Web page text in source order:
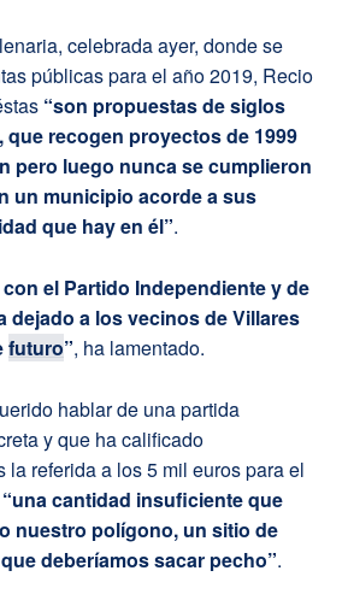
celebrada ayer, donde se
públicas para el año 2019, Recio
“son propuestas de siglos
que recogen proyectos de 1999
pero luego nunca se cumplieron
un municipio acorde a sus
que hay en él”.
con el Partido Independiente y de
dejado a los vecinos de Villares
futuro”, ha lamentado.
hablar de una partida
y que ha calificado
la referida a los 5 mil euros para el
“una cantidad insuficiente que
nuestro polígono, un sitio de
deberíamos sacar pecho”.